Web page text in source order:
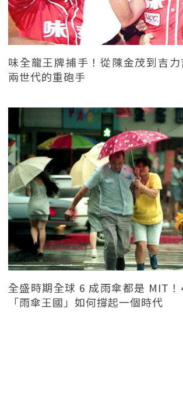
味全龍王牌捕手！從陳金茂到吉力
兩世代的重砲手
全盛時期全球 6 成雨傘都是 MIT
「雨傘王國」如何撐起一個時代